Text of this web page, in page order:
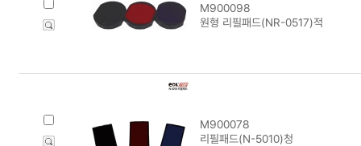
M900098
원형 리필패드(NR-0517)적
M900078
리필패드(N-5010)청